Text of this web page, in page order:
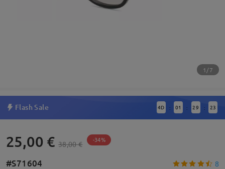
1/7
Flash Sale 4D : 01 : 29 : 22
25,00 € 38,00 € -34%
#S71604 8